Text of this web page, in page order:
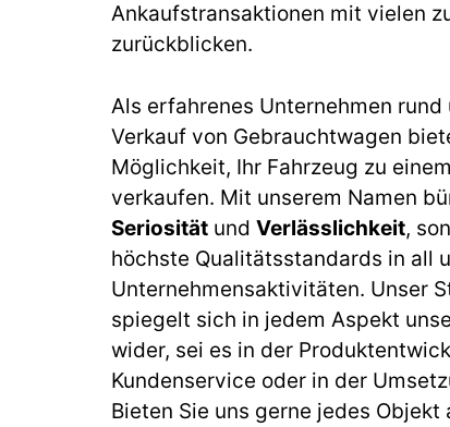
Ankaufstransaktionen mit vielen
zurückblicken.
Als erfahrenes Unternehmen rund
Verkauf von Gebrauchtwagen
Möglichkeit, Ihr Fahrzeug zu
verkaufen. Mit unserem Namen
Seriosität und Verlässlichkeit,
höchste Qualitätsstandards in all
Unternehmensaktivitäten. Unser
spiegelt sich in jedem Aspekt
wider, sei es in der
Kundenservice oder in der
Bieten Sie uns gerne jedes Objekt